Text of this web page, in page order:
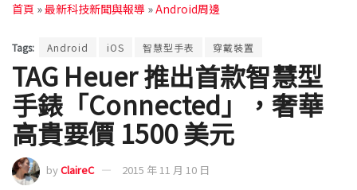
首頁 »最新科技新聞與報導 »Android周邊
Tags: Android iOS 智慧型手表 穿戴裝置
TAG Heuer 推出首款智慧型
手錶「Connected」，奢華
高貴要價 1500 美元
byClaireC 2015 年 11 月 10 日